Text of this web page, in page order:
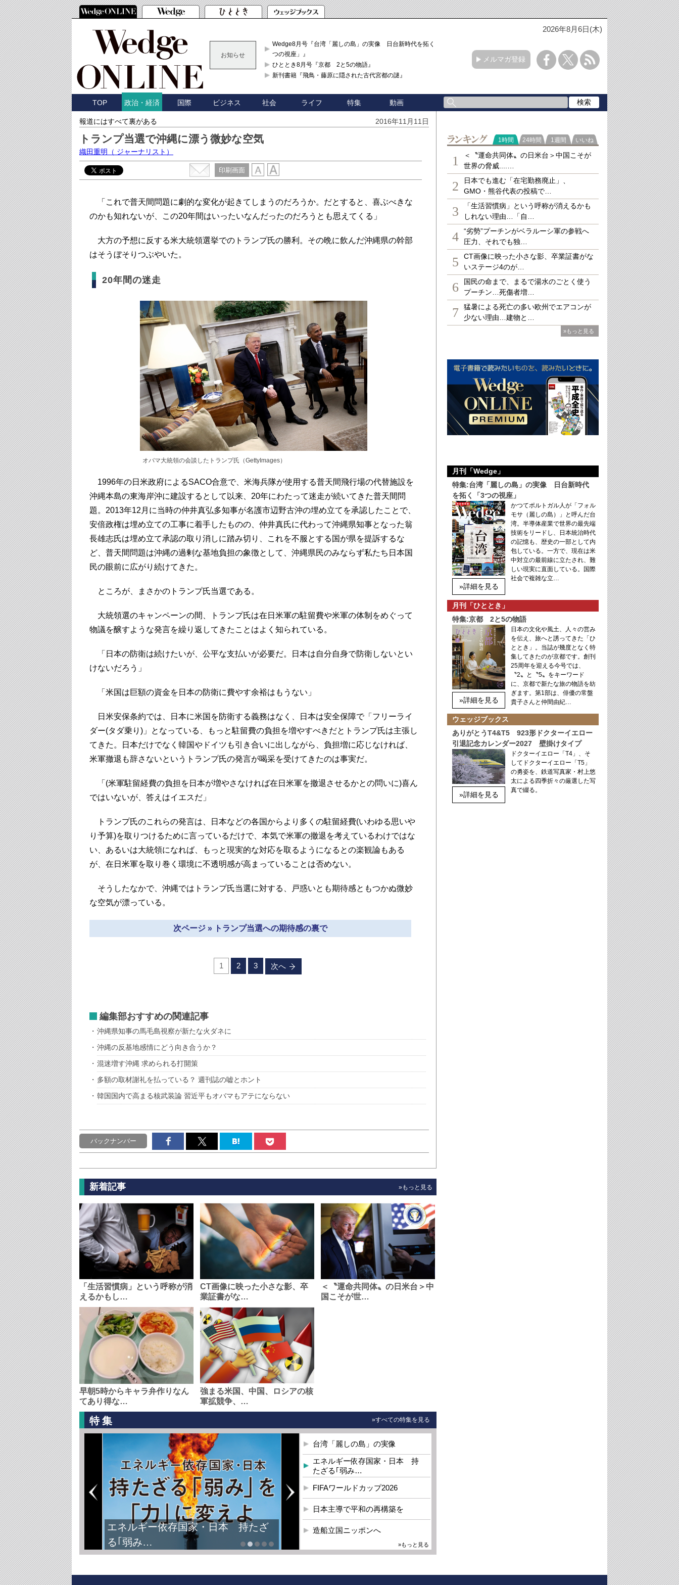
2026年8月6日(木)
お知らせ
Wedge8月号『台湾「麗しの島」の実像 日台新時代を拓く「3
つの視座」』
ひととき8月号『京都 2と5の物語』
新刊書籍『飛鳥・藤原に隠された古代宮都の謎』
メルマガ登録
TOP 政治・経済 国際 ビジネス 社会 ライフ 特集 動画
報道にはすべて裏がある 2016年11月11日
トランプ当選で沖縄に漂う微妙な空気
織田重明 （ ジャーナリスト）
印刷画面
「これで普天間問題に劇的な変化が起きてしまうのだろうか。だとすると、喜ぶべきな
のかも知れないが、この20年間はいったいなんだったのだろうとも思えてくる」
大方の予想に反する米大統領選挙でのトランプ氏の勝利。その晩に飲んだ沖縄県の幹部
はそうぼそりつぶやいた。
20年間の迷走
オバマ大統領の会談したトランプ氏（GettyImages）
1996年の日米政府によるSACO合意で、米海兵隊が使用する普天間飛行場の代替施設を
沖縄本島の東海岸沖に建設するとして以来、20年にわたって迷走が続いてきた普天間問
題。2013年12月に当時の仲井真弘多知事が名護市辺野古沖の埋め立てを承認したことで、
安倍政権は埋め立ての工事に着手したものの、仲井真氏に代わって沖縄県知事となった翁
長雄志氏は埋め立て承認の取り消しに踏み切り、これを不服とする国が県を提訴するな
ど、普天間問題は沖縄の過剰な基地負担の象徴として、沖縄県民のみならず私たち日本国
民の眼前に広がり続けてきた。
ところが、まさかのトランプ氏当選である。
大統領選のキャンペーンの間、トランプ氏は在日米軍の駐留費や米軍の体制をめぐって
物議を醸すような発言を繰り返してきたことはよく知られている。
「日本の防衛は続けたいが、公平な支払いが必要だ。日本は自分自身で防衛しないとい
けないだろう」
「米国は巨額の資金を日本の防衛に費やす余裕はもうない」
日米安保条約では、日本に米国を防衛する義務はなく、日本は安全保障で「フリーライ
ダー(タダ乗り)」となっている、もっと駐留費の負担を増やすべきだとトランプ氏は主張し
てきた。日本だけでなく韓国やドイツも引き合いに出しながら、負担増に応じなければ、
米軍撤退も辞さないというトランプ氏の発言が喝采を受けてきたのは事実だ。
「(米軍駐留経費の負担を日本が増やさなければ在日米軍を撤退させるかとの問いに)喜ん
ではいないが、答えはイエスだ」
トランプ氏のこれらの発言は、日本などの各国からより多くの駐留経費(いわゆる思いや
り予算)を取りつけるために言っているだけで、本気で米軍の撤退を考えているわけではな
い、あるいは大統領になれば、もっと現実的な対応を取るようになるとの楽観論もある
が、在日米軍を取り巻く環境に不透明感が高まっていることは否めない。
そうしたなかで、沖縄ではトランプ氏当選に対する、戸惑いとも期待感ともつかぬ微妙
な空気が漂っている。
次ページ » トランプ当選への期待感の裏で
1 2 3 次へ
編集部おすすめの関連記事
沖縄県知事の馬毛島視察が新たな火ダネに
沖縄の反基地感情にどう向き合うか？
混迷増す沖縄 求められる打開策
多額の取材謝礼を払っている？ 週刊誌の嘘とホント
韓国国内で高まる核武装論 習近平もオバマもアテにならない
バックナンバー
新着記事 »もっと見る
「生活習慣病」という呼称が消
えるかもし…
CT画像に映った小さな影、卒
業証書がな…
＜〝運命共同体〟の日米台＞中
国こそが世…
早朝5時からキャラ弁作りなん
てあり得な…
強まる米国、中国、ロシアの核
軍拡競争、…
特集 »すべての特集を見る
エネルギー依存国家・日本 持たざ
る｢弱み…
台湾「麗しの島」の実像
エネルギー依存国家・日本 持
たざる｢弱み…
FIFAワールドカップ2026
日本主導で平和の再構築を
造船立国ニッポンへ
»もっと見る
ランキング
1時間 24時間 1週間 いいね
1
＜〝運命共同体〟の日米台＞中国こそが
世界の脅威....…
2
日本でも進む「在宅勤務廃止」、
GMO・熊谷代表の投稿で…
3
「生活習慣病」という呼称が消えるかも
しれない理由…「自…
4
“劣勢”プーチンがベラルーシ軍の参戦へ
圧力、それでも独…
5
CT画像に映った小さな影、卒業証書がな
いステージ4のが…
6
国民の命まで、まるで湯水のごとく使う
プーチン…死傷者増…
7
猛暑による死亡の多い欧州でエアコンが
少ない理由…建物と…
»もっと見る
月刊「Wedge」
特集:台湾「麗しの島」の実像 日台新時代
を拓く「3つの視座」
»詳細を見る
かつてポルトガル人が「フォル
モサ（麗しの島）」と呼んだ台
湾。半導体産業で世界の最先端
技術をリードし、日本統治時代
の記憶も、歴史の一部として内
包している。一方で、現在は米
中対立の最前線に立たされ、難
しい現実に直面している。国際
社会で複雑な立…
月刊「ひととき」
特集:京都 2と5の物語
»詳細を見る
日本の文化や風土、人々の営み
を伝え、旅へと誘ってきた「ひ
ととき」。当誌が幾度となく特
集してきたのが京都です。創刊
25周年を迎える今号では、
〝2〟と〝5〟をキーワード
に、京都で新たな旅の物語を紡
ぎます。第1部は、俳優の常盤
貴子さんと仲間由紀…
ウェッジブックス
ありがとうT4&T5 923形ドクターイエロー
引退記念カレンダー2027 壁掛けタイプ
»詳細を見る
ドクターイエロー「T4」、そ
してドクターイエロー「T5」
の勇姿を、鉄道写真家・村上悠
太による四季折々の厳選した写
真で綴る。